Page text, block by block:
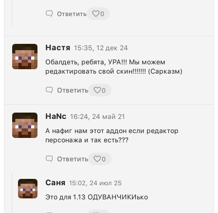
Ответить 0
Настя 15:35, 12 дек 24
Обалдеть, ребята, УРА!!! Мы можем
редактировать свой скин!!!!!!! (Сарказм)
Ответить 0
HaNc 16:24, 24 май 21
А нафиг нам этот аддон если редактор
персонажа и так есть???
Ответить 0
Саня 15:02, 24 июл 25
Это для 1.13 ОДУВАНЧИКИько